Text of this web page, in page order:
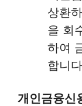
상환
을 회
하여
합니
개인금융신